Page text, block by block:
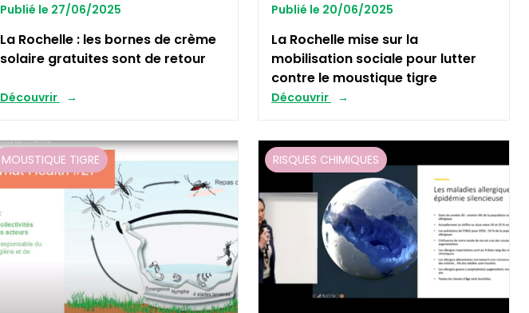
Publié le 27/06/2025
La Rochelle : les bornes de crème
solaire gratuites sont de retour
Découvrir
Publié le 20/06/2025
La Rochelle mise sur la
mobilisation sociale pour lutter
contre le moustique tigre
Découvrir
MOUSTIQUE TIGRE RISQUES CHIMIQUES